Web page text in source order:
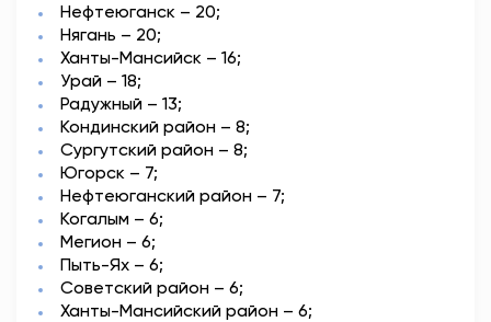
Нефтеюганск – 20;
Нягань – 20;
Ханты-Мансийск – 16;
Урай – 18;
Радужный – 13;
Кондинский район – 8;
Сургутский район – 8;
Югорск – 7;
Нефтеюганский район – 7;
Когалым – 6;
Мегион – 6;
Пыть-Ях – 6;
Советский район – 6;
Ханты-Мансийский район – 6;